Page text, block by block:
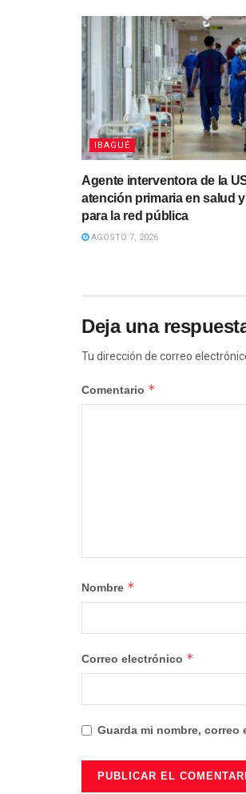
IBAGUÉ
Agente interventora de la
atención primaria en salud
para la red pública
AGOSTO 7, 2026
Deja una
Tu dirección de correo
Comentario *
Nombre *
Correo electrónico *
Guarda mi nombre, correo